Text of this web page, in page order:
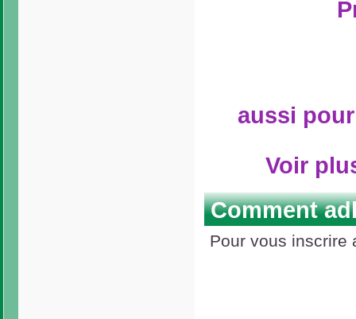
aussi
Voir
Comment
Pour vous inscrire